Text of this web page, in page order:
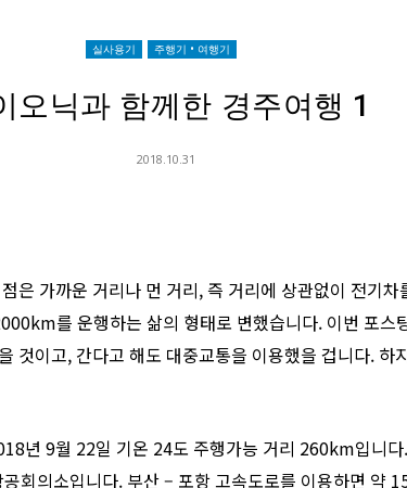
실사용기 주행기 • 여행기
오닉과 함께한 경주여행 1
2018.10.31
은 가까운 거리나 먼 거리, 즉 거리에 상관없이 전기
를 운행하는 삶의 형태로 변했습니다. 이번 포스
것이고, 간다고 해도 대중교통을 이용했을 겁니다.
년 9월 22일 기온 24도 주행가능 거리 260km입니
회의소입니다. 부산 – 포항 고속도로를 이용하면 약